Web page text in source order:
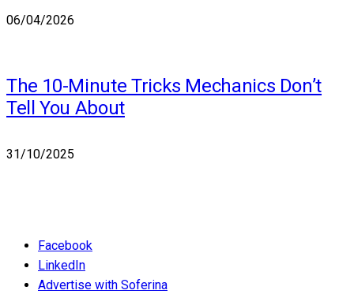
06/04/2026
The 10-Minute Tricks Mechanics Don’t
Tell You About
31/10/2025
Facebook
LinkedIn
Advertise with Soferina